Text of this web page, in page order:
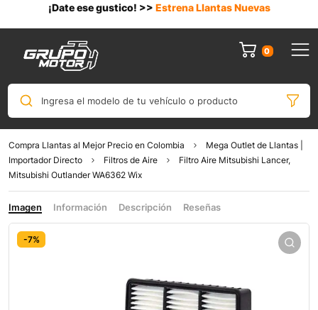
¡Date ese gustico! >> Estrena Llantas Nuevas
0
Ingresa el modelo de tu vehículo o producto
Compra Llantas al Mejor Precio en Colombia
Mega Outlet de Llantas |
Importador Directo
Filtros de Aire
Filtro Aire Mitsubishi Lancer,
Mitsubishi Outlander WA6362 Wix
Imagen Información Descripción Reseñas
-7%